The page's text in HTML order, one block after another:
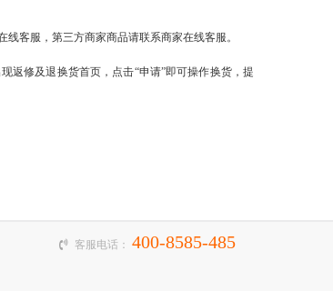
线客服，第三方商家商品请联系商家在线客服。
返修及退换货首页，点击“申请”即可操作换货，提
客服电话： 400-8585-485